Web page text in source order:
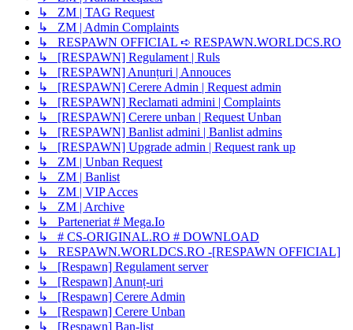
↳ ZM | TAG Request
↳ ZM | Admin Complaints
↳ RESPAWN OFFICIAL ➪ RESPAWN.WORLDCS.RO
↳ [RESPAWN] Regulament | Ruls
↳ [RESPAWN] Anunțuri | Annouces
↳ [RESPAWN] Cerere Admin | Request admin
↳ [RESPAWN] Reclamati admini | Complaints
↳ [RESPAWN] Cerere unban | Request Unban
↳ [RESPAWN] Banlist admini | Banlist admins
↳ [RESPAWN] Upgrade admin | Request rank up
↳ ZM | Unban Request
↳ ZM | Banlist
↳ ZM | VIP Acces
↳ ZM | Archive
↳ Parteneriat # Mega.Io
↳ # CS-ORIGINAL.RO # DOWNLOAD
↳ RESPAWN.WORLDCS.RO -[RESPAWN OFFICIAL]
↳ [Respawn] Regulament server
↳ [Respawn] Anunț-uri
↳ [Respawn] Cerere Admin
↳ [Respawn] Cerere Unban
↳ [Respawn] Ban-list